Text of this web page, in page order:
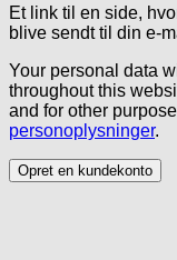
Et link til en side,
blive sendt til din e-
Your personal data
throughout this
and for other
personoplysninger.
Opret en kundekonto